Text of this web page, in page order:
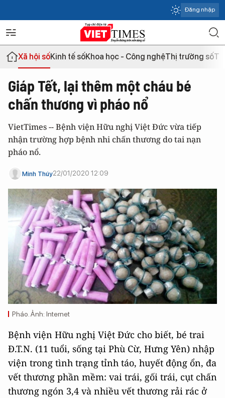
Đăng nhập
Xã hội sốKinh tế sốKhoa học - Công nghệThị trường số
Giáp Tết, lại thêm một cháu bé
chấn thương vì pháo nổ
VietTimes -- Bệnh viện Hữu nghị Việt Đức vừa tiếp
nhận trường hợp bệnh nhi chấn thương do tai nạn
pháo nổ.
Minh Thúy22/01/2020 12:09
Pháo. Ảnh: Internet
Bệnh viện Hữu nghị Việt Đức cho biết, bé trai
Đ.T.N. (11 tuổi, sống tại Phù Cừ, Hưng Yên) nhập
viện trong tình trạng tỉnh táo, huyết động ổn, đa
vết thương phần mềm: vai trái, gối trái, cụt chấn
thương ngón 3,4 và nhiều vết thương rải rác ở